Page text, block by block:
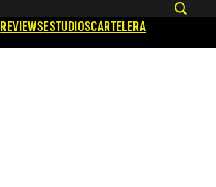
REVIEWSESTUDIOSCARTELERA